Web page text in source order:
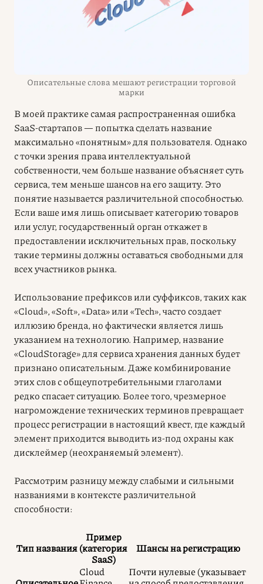
Описательные слова мешают регистрации торговой
марки
В моей практике самая распространенная ошибка
SaaS-стартапов — попытка сделать название
максимально «понятным» для пользователя. Однако
с точки зрения права интеллектуальной
собственности, чем больше название объясняет суть
сервиса, тем меньше шансов на его защиту. Это
понятие называется различительной способностью.
Если ваше имя лишь описывает категорию товаров
или услуг, государственный орган откажет в
предоставлении исключительных прав, поскольку
такие термины должны оставаться свободными для
всех участников рынка.
Использование префиксов или суффиксов, таких как
«Cloud», «Soft», «Data» или «Tech», часто создает
иллюзию бренда, но фактически является лишь
указанием на технологию. Например, название
«CloudStorage» для сервиса хранения данных будет
признано описательным. Даже комбинирование
этих слов с общеупотребительными глаголами
редко спасает ситуацию. Более того, чрезмерное
нагромождение технических терминов превращает
процесс регистрации в настоящий квест, где каждый
элемент приходится выводить из-под охраны как
дисклеймер (неохраняемый элемент).
Рассмотрим разницу между слабыми и сильными
названиями в контексте различительной
способности:
Тип названия
Пример
(категория
SaaS)
Шансы на регистрацию
Cloud
Почти нулевые (указывает